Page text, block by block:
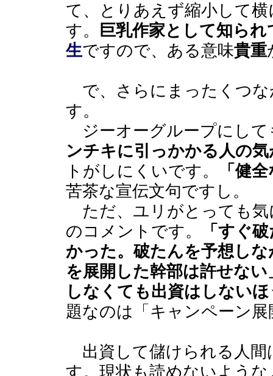
て、とりあえず縮小して
す。
巨乳作家として知られ
生ですので、ある意味貴重
で、さらにまったくつな
す。
ジーオーグループにして
ンチキに引っかかる人の
トがしにくいです。
「健
苦茶な宣伝文句ですし。
ただ、ユリがとっても気
のコメントです。
「すぐ
かった。破たんを予想し
を展開した幹部は許せない
しなくても出資はしない
題なのは「キャンペーン
出資して儲けられる人間
す。現状も読めないよう